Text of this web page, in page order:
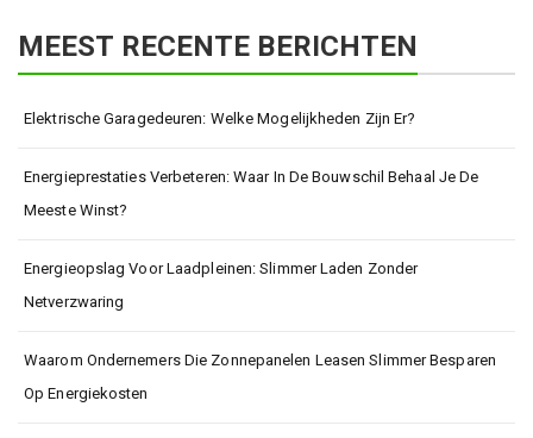
MEEST RECENTE BERICHTEN
Elektrische Garagedeuren: Welke Mogelijkheden Zijn Er?
Energieprestaties Verbeteren: Waar In De Bouwschil Behaal Je De
Meeste Winst?
Energieopslag Voor Laadpleinen: Slimmer Laden Zonder
Netverzwaring
Waarom Ondernemers Die Zonnepanelen Leasen Slimmer Besparen
Op Energiekosten